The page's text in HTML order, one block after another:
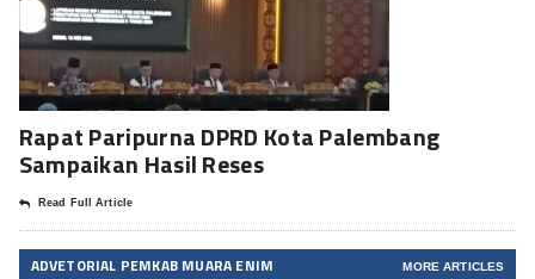
Rapat Paripurna DPRD Kota Palembang
Sampaikan Hasil Reses
Read Full Article
ADVETORIAL PEMKAB MUARA ENIM MORE ARTICLES